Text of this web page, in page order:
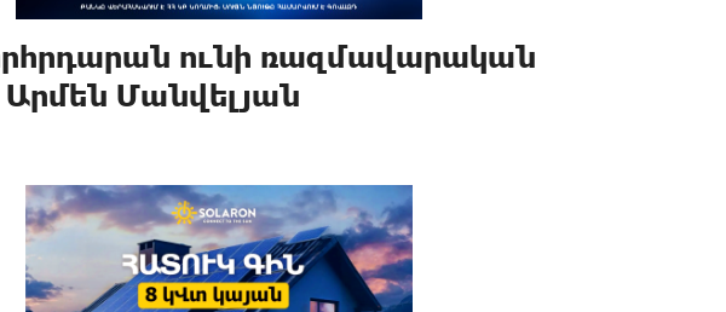
ունի ռազմավարական
Արմեն Մանվելյան